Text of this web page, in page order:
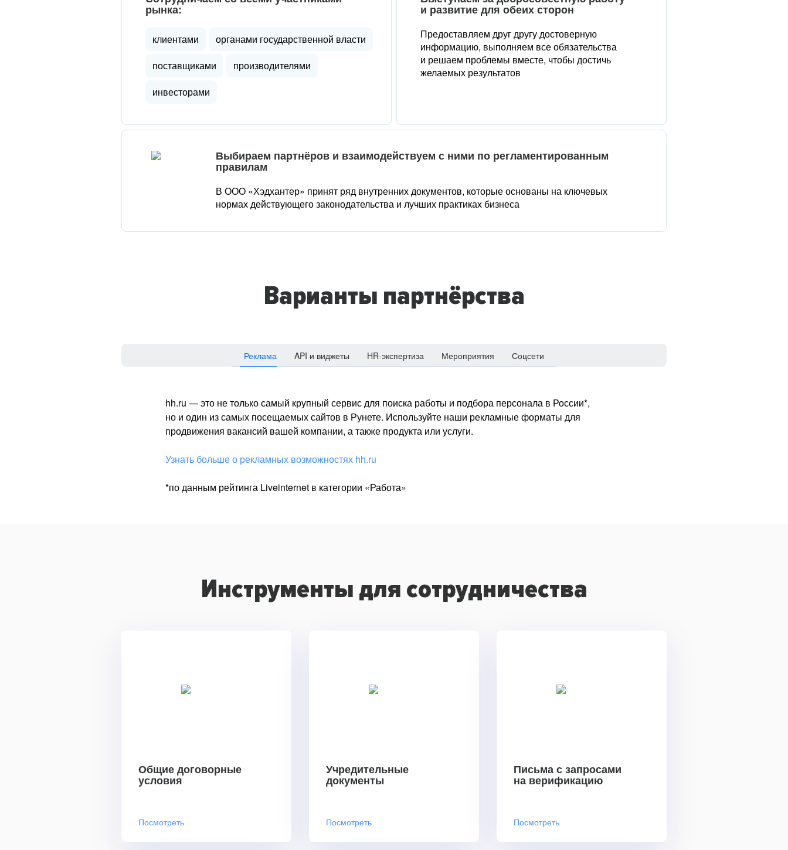
рынка:
клиентами
органами государственной власти
поставщиками
производителями
инвесторами
и развитие для обеих сторон
Предоставляем друг другу достоверную
информацию, выполняем все обязательства
и решаем проблемы вместе, чтобы достичь
желаемых результатов
Выбираем партнёров и взаимодействуем с ними по регламентированным
правилам
В ООО «Хэдхантер» принят ряд внутренних документов, которые основаны на ключевых
нормах действующего законодательства и лучших практиках бизнеса
Варианты партнёрства
Реклама API и виджеты HR-экспертиза Мероприятия Соцсети
hh.ru — это не только самый крупный сервис для поиска работы и подбора персонала в России*,
но и один из самых посещаемых сайтов в Рунете. Используйте наши рекламные форматы для
продвижения вакансий вашей компании, а также продукта или услуги.
Узнать больше о рекламных возможностях hh.ru
*по данным рейтинга Liveinternet в категории «Работа»
Инструменты для сотрудничества
Общие договорные
условия
Посмотреть
Учредительные
документы
Посмотреть
Письма с запросами
на верификацию
Посмотреть